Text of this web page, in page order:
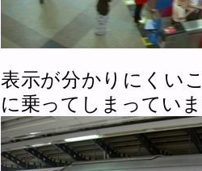
表示が分かりにくい
に乗ってしまってい